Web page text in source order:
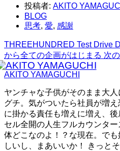
投稿者: AKITO
BLOG
思考, 愛, 感謝
THREEHUNDRED Test Drive
から全ての企画がはじまる 次
AKITO YAMAGUCHI
ヤンチャな子供がそのまま大
グチ。気がついたら社員が増
に掛かる責任も増えに増え、
セル全開の人生フルカウンタ
体どこなのよ！？な現在。で
しいし、まあいいか！ きっと